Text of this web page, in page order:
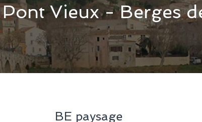
Vieux - Berges
BE paysage